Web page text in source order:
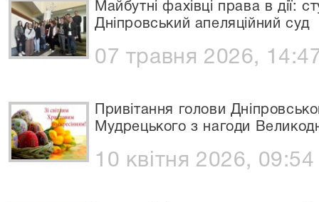
Майбутні фахівці права в дії:
Дніпровський апеляційний суд
07 травня 2026,
Привітання голови
Мудрецького з нагоди
10 квітня 2026, 09:54